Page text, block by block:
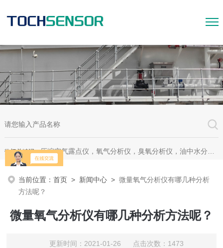
热门关键词：压缩空气露点仪，氧气分析仪，臭氧分析仪，油中水分析仪，超声波测漏仪。
当前位置：首页 > 新闻中心 >微量氧气分析仪有哪几种分析
方法呢？
微量氧气分析仪有哪几种分析方法呢？
更新时间：2021-01-26 点击次数：1473